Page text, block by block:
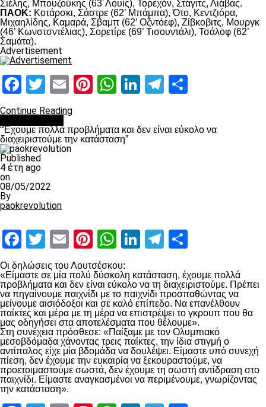
Σιέλης, Μπουζούκης (63΄Λουίς), Τορεχόν, Στάγιτς, Λιάβας.
ΠΑΟΚ: Κοτάρσκι, Σάστρε (62’ Μπάμπα), Ότο, Κεντζιόρα,
Μιχαηλίδης, Καμαρά, Σβαμπ (62’ Οζντόεφ), Ζίβκοβιτς, Μουργκ
(46’ Κωνστσντέλιας), Σορετίρε (69’ Τισουντάλι), Τσάλοφ (62’
Σαμάτα).
Advertisement
Facebook
Twitter
EmailPinterest
WhatsApp
LinkedIn
Telegram
Continue Reading
“Έχουμε πολλά προβλήματα και δεν είναι εύκολο να
διαχειριστούμε την κατάσταση”
Published
4 έτη ago
on
08/05/2022
By
paokrevolution
Facebook
Twitter
EmailPinterest
WhatsApp
LinkedIn
Telegram
Οι δηλώσεις του Λουτσέσκου:
«Είμαστε σε μία πολύ δύσκολη κατάσταση, έχουμε πολλά
προβλήματα και δεν είναι εύκολο να τη διαχειριστούμε. Πρέπει
να πηγαίνουμε παιχνίδι με το παιχνίδι προσπαθώντας να
μείνουμε αισιόδοξοι και σε καλό επίπεδο. Να επανέλθουν
παίκτες και μέρα με τη μέρα να επιστρέψει το γκρουπ που θα
μας οδηγήσει στα αποτελέσματα που θέλουμε».
Στη συνέχεια πρόσθεσε: «Παίξαμε με τον Ολυμπιακό
μεσοβδόμαδα χάνοντας τρεις παίκτες, την ίδια στιγμή ο
αντίπαλος είχε μία βδομάδα να δουλέψει. Είμαστε υπό συνεχή
πίεση, δεν έχουμε την ευκαιρία να ξεκουραστούμε, να
προετοιμαστούμε σωστά, δεν έχουμε τη σωστή αντίδραση στο
παιχνίδι. Είμαστε αναγκασμένοι να περιμένουμε, γνωρίζοντας
την κατάσταση».